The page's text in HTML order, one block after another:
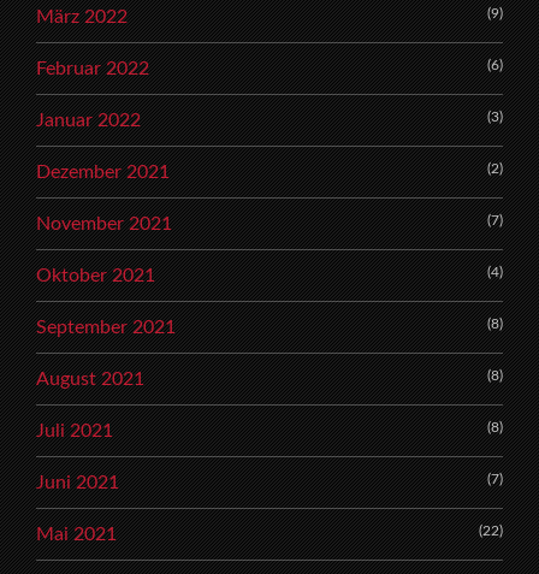
März 2022 (9)
Februar 2022 (6)
Januar 2022 (3)
Dezember 2021 (2)
November 2021 (7)
Oktober 2021 (4)
September 2021 (8)
August 2021 (8)
Juli 2021 (8)
Juni 2021 (7)
Mai 2021 (22)